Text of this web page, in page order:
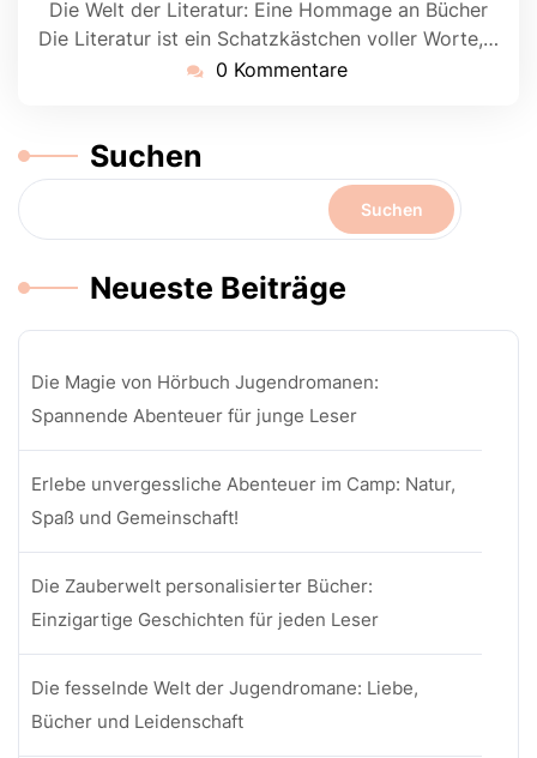
Die Welt der Literatur: Eine Hommage an Bücher
Die Literatur ist ein Schatzkästchen voller Worte,…
0 Kommentare
Suchen
Suchen
Neueste Beiträge
Die Magie von Hörbuch Jugendromanen:
Spannende Abenteuer für junge Leser
Erlebe unvergessliche Abenteuer im Camp: Natur,
Spaß und Gemeinschaft!
Die Zauberwelt personalisierter Bücher:
Einzigartige Geschichten für jeden Leser
Die fesselnde Welt der Jugendromane: Liebe,
Bücher und Leidenschaft